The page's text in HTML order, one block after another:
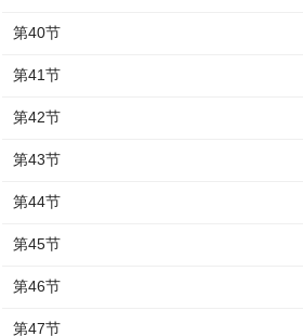
第40节
第41节
第42节
第43节
第44节
第45节
第46节
第47节